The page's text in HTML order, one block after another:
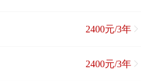
2400元/3年
2400元/3年